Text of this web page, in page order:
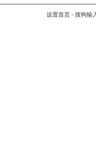
设置首页 - 搜狗输